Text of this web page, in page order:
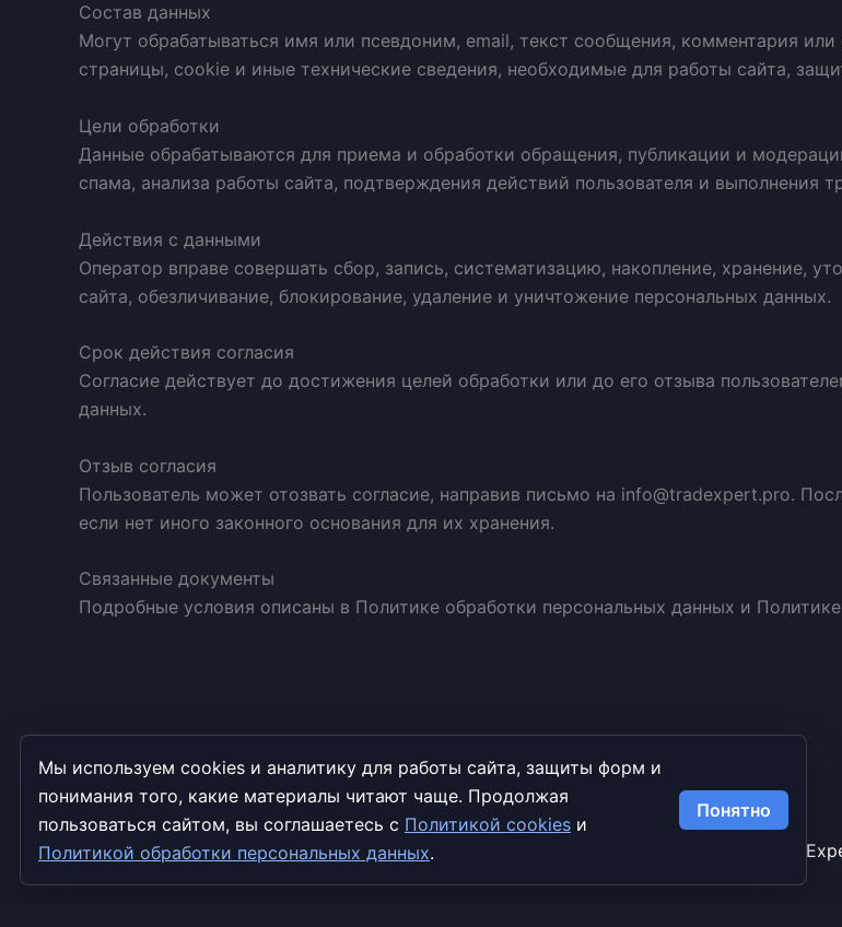
Состав данных
Могут обрабатываться имя или псевдоним, email, текст сообщения, комментария
страницы, cookie и иные технические сведения, необходимые для работы сайта,
Цели обработки
Данные обрабатываются для приема и обработки обращения, публикации и
спама, анализа работы сайта, подтверждения действий пользователя и выполнения
Действия с данными
Оператор вправе совершать сбор, запись, систематизацию, накопление, хранение,
сайта, обезличивание, блокирование, удаление и уничтожение персональных данных.
Срок действия согласия
Согласие действует до достижения целей обработки или до его отзыва
данных.
Отзыв согласия
Пользователь может отозвать согласие, направив письмо на info@tradexpert.pro.
если нет иного законного основания для их хранения.
Связанные документы
Подробные условия описаны в Политике обработки персональных данных и
Copyright © 2026
Мы используем cookies и аналитику для работы сайта, защиты форм и
понимания того, какие материалы читают чаще. Продолжая
пользоваться сайтом, вы соглашаетесь с Политикой cookies и
Политикой обработки персональных данных.
Понятно